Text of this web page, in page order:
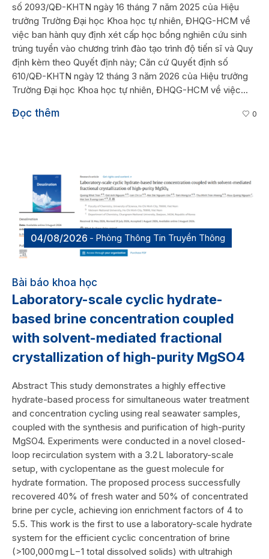
số 2093/QĐ-KHTN ngày 16 tháng 7 năm 2025 của Hiệu
trưởng Trường Đại học Khoa học tự nhiên, ĐHQG-HCM về
việc ban hành quy định xét cấp học bổng nghiên cứu sinh
trúng tuyển vào chương trình đào tạo trình độ tiến sĩ và Quy
định kèm theo Quyết định này; Căn cứ Quyết định số
610/QĐ-KHTN ngày 12 tháng 3 năm 2026 của Hiệu trưởng
Trường Đại học Khoa học tự nhiên, ĐHQG-HCM về việc...
Đọc thêm 0
04/08/2026 Phòng Thông Tin Truyền Thông
Bài báo khoa học
Laboratory-scale cyclic hydrate-
based brine concentration coupled
with solvent-mediated fractional
crystallization of high-purity MgSO4
Abstract This study demonstrates a highly effective
hydrate-based process for simultaneous water treatment
and concentration cycling using real seawater samples,
coupled with the synthesis and purification of high-purity
MgSO4. Experiments were conducted in a novel closed-
loop recirculation system with a 3.2 L laboratory-scale
setup, with cyclopentane as the guest molecule for
hydrate formation. The proposed process successfully
recovered 40% of fresh water and 50% of concentrated
brine per cycle, achieving ion enrichment factors of 4 to
5.5. This work is the first to use a laboratory-scale hydrate
system for the efficient cyclic concentration of brine
(>100,000 mg L−1 total dissolved solids) with ultrahigh